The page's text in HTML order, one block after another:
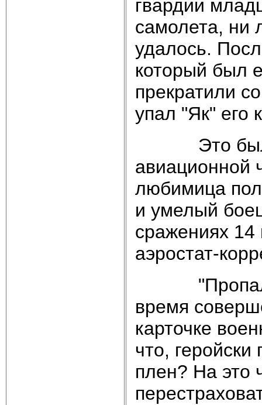
гвардии
самолета, ни
удалось.
который был
прекратили
упал "Як" его
Это была
авиационной
любимица
и умелый
сражениях
аэростат-
"Пропала
время
карточке
что,
плен? На это